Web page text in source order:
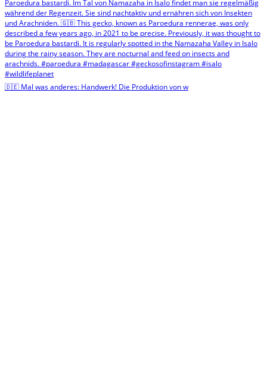
🇩🇪 Mal was anderes: Handwerk! Die Produktion von w